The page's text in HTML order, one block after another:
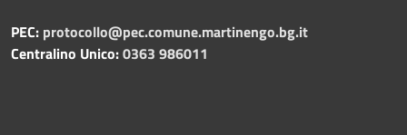
PEC: protocollo@pec.comune.martinengo.bg.it
Centralino Unico:0363 986011